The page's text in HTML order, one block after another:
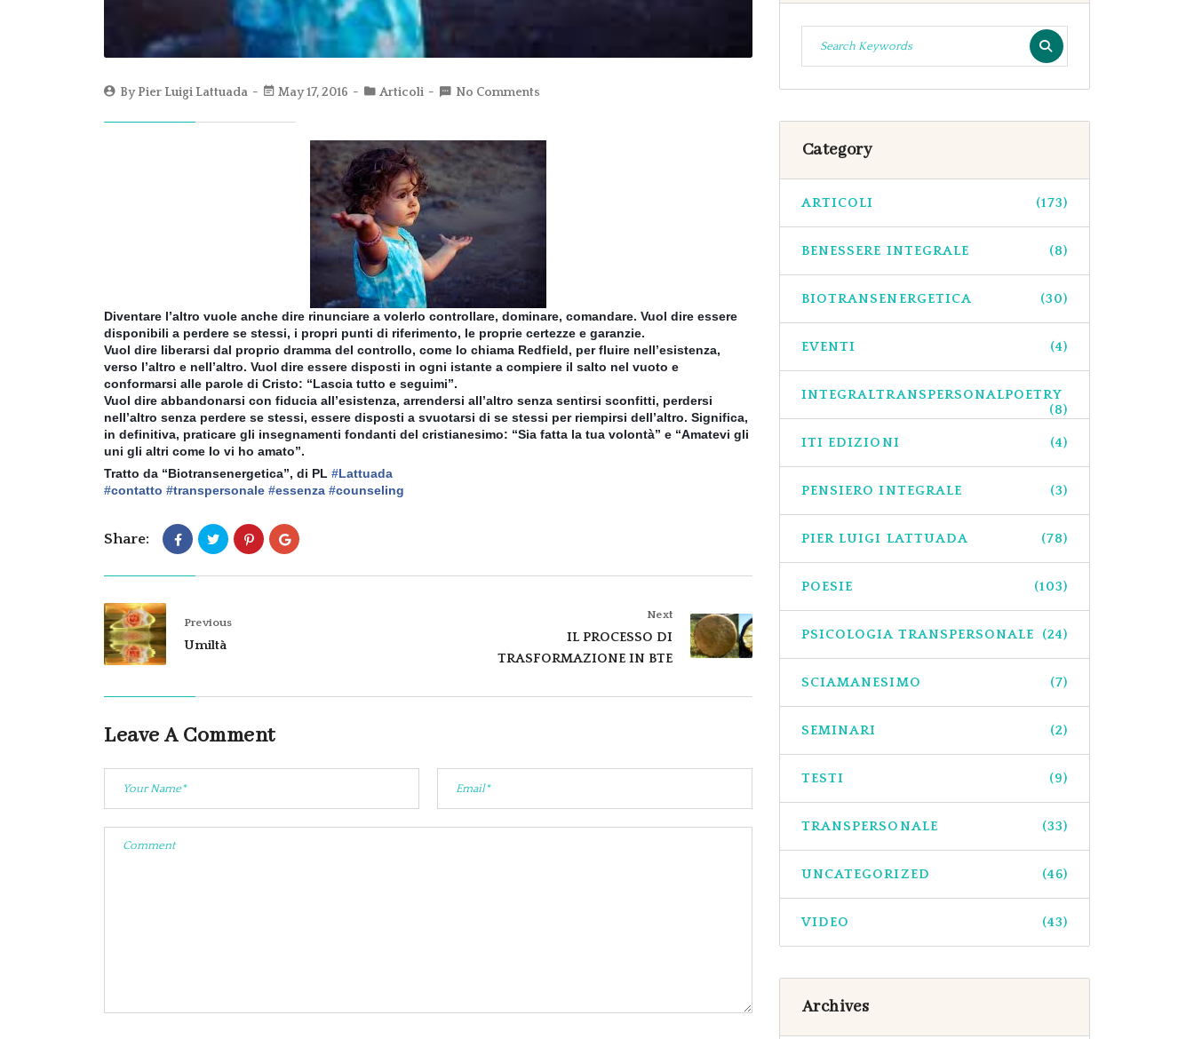
ByPier Luigi Lattuada May 17, 2016 Articoli No Comments
Diventare l’altro vuole anche dire rinunciare a volerlo controllare, dominare, comandare. Vuol dire essere
disponibili a perdere se stessi, i propri punti di riferimento, le proprie certezze e garanzie.
Vuol dire liberarsi dal proprio dramma del controllo, come lo chiama Redfield, per fluire nell’esistenza,
verso l’altro e nell’altro. Vuol dire essere disposti in ogni istante a compiere il salto nel vuoto e
conformarsi alle parole di Cristo: “Lascia tutto e seguimi”.
Vuol dire abbandonarsi con fiducia all’esistenza, arrendersi all’altro senza sentirsi sconfitti, perdersi
nell’altro senza perdere se stessi, essere disposti a svuotarsi di se stessi per riempirsi dell’altro. Significa,
in definitiva, praticare gli insegnamenti fondanti del cristianesimo: “Sia fatta la tua volontà” e “Amatevi gli
uni gli altri come Io vi ho amato”.
Tratto da “Biotransenergetica”, di PL ‪#‎Lattuada‬
‪#‎contatto‬ ‪#‎transpersonale‬ ‪#‎essenza‬ ‪#‎counseling‬
Share:
Previous
Umiltà
Next
IL PROCESSO DI
TRASFORMAZIONE IN BTE
Leave A Comment
Category
ARTICOLI (173)
BENESSERE INTEGRALE (8)
BIOTRANSENERGETICA (30)
EVENTI (4)
INTEGRALTRANSPERSONALPOETRY
(8)
ITI EDIZIONI (4)
PENSIERO INTEGRALE (3)
PIER LUIGI LATTUADA (78)
POESIE (103)
PSICOLOGIA TRANSPERSONALE (24)
SCIAMANESIMO (7)
SEMINARI (2)
TESTI (9)
TRANSPERSONALE (33)
UNCATEGORIZED (46)
VIDEO (43)
Archives